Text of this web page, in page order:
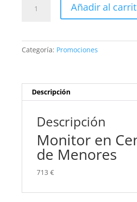
Monitor
Menores
Añadir al
Categoría: Promociones
Descripción
Descripción
Monitor en
de Menores
713 €